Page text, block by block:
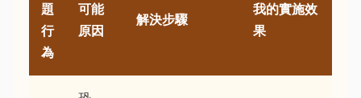
題
行
為
可能
原因
解決步驟
我的實施效
果